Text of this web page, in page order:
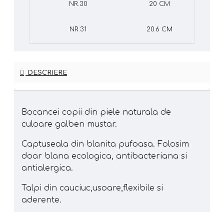
NR.30 20 CM
NR.31 20.6 CM
DESCRIERE
Bocancei copii din piele naturala de
culoare galben mustar.
Captuseala din blanita pufoasa. Folosim
doar blana ecologica, antibacteriana si
antialergica.
Talpi din cauciuc,usoare,flexibile si
aderente.